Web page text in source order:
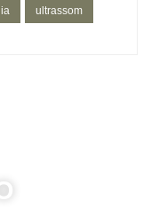
ultrassom